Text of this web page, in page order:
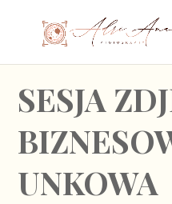
SESJA
UNKOWA